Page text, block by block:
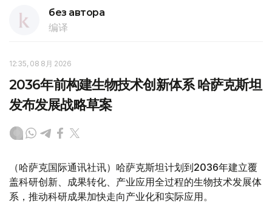
без автора
编译
12:35, 08 8月 2026
2036年前构建生物技术创新体系 哈萨克斯坦
发布发展战略草案
（哈萨克国际通讯社讯）哈萨克斯坦计划到2036年建立覆
盖科研创新、成果转化、产业应用全过程的生物技术发展体
系，推动科研成果加快走向产业化和实际应用。